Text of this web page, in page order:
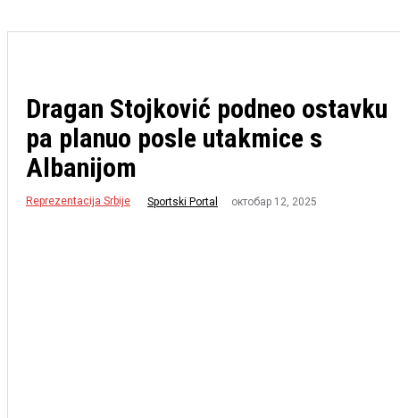
Dragan Stojković podneo ostavku
pa planuo posle utakmice s
Albanijom
Reprezentacija Srbije Sportski Portal октобар 12, 2025